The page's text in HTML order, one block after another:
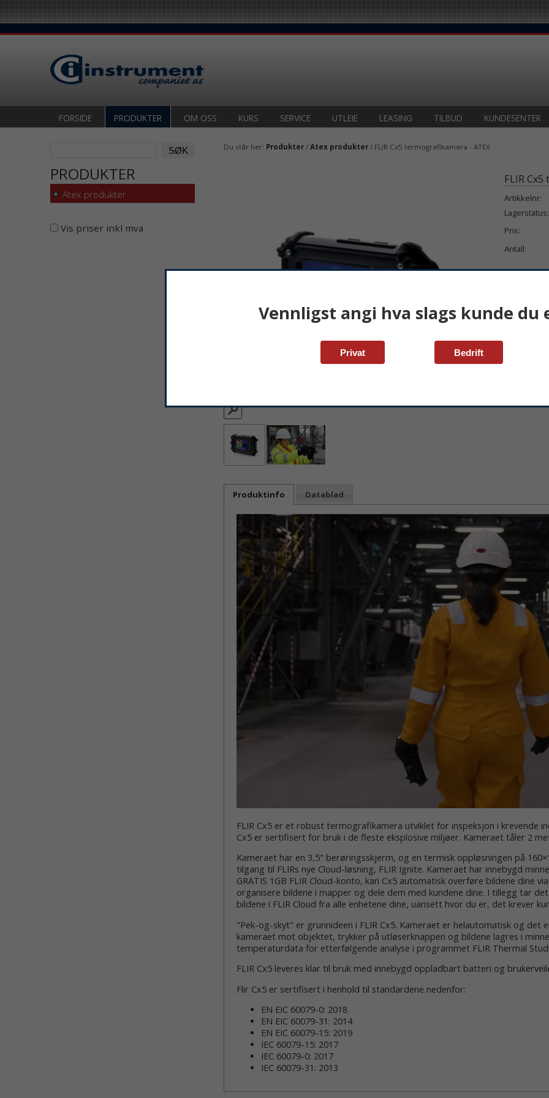
Vennligst angi hva slags kunde du
Privat Bedrift
FORSIDE PRODUKTER OM OSS KURS SERVICE UTLEIE LEASING TILBUD KUNDESENTER
Du står her: Produkter /Atex produkter / FLIR Cx5 termografikamera - ATEX
FLIR
Artikkelnr:
Lagerstatus:
Pris:
Antall:
Produktinfo Datablad
FLIR Cx5 er et robust termografikamera utviklet for inspeksjon i krevende
Cx5 er sertifisert for bruk i de fleste eksplosive miljøer. Kameraet tåler 2
Kameraet har en 3,5" berøringsskjerm, og en termisk oppløsningen på
tilgang til FLIRs nye Cloud-løsning, FLIR Ignite. Kameraet har innebygd
GRATIS 1GB FLIR Cloud-konto, kan Cx5 automatisk overføre bildene dine
organisere bildene i mapper og dele dem med kundene dine. I tillegg tar
bildene i FLIR Cloud fra alle enhetene dine, uansett hvor du er, det krever
"Pek-og-skyt" er grunnideen i FLIR Cx5. Kameraet er helautomatisk og det
kameraet mot objektet, trykker på utløserknappen og bildene lagres i
temperaturdata for etterfølgende analyse i programmet FLIR Thermal
FLIR Cx5 leveres klar til bruk med innebygd oppladbart batteri og
Flir Cx5 er sertifisert i henhold til standardene nedenfor:
EN EIC 60079-0: 2018
EN EIC 60079-31: 2014
EN EIC 60079-15: 2019
IEC 60079-15: 2017
IEC 60079-0: 2017
IEC 60079-31: 2013
PRODUKTER
Atex produkter
Vis priser inkl mva